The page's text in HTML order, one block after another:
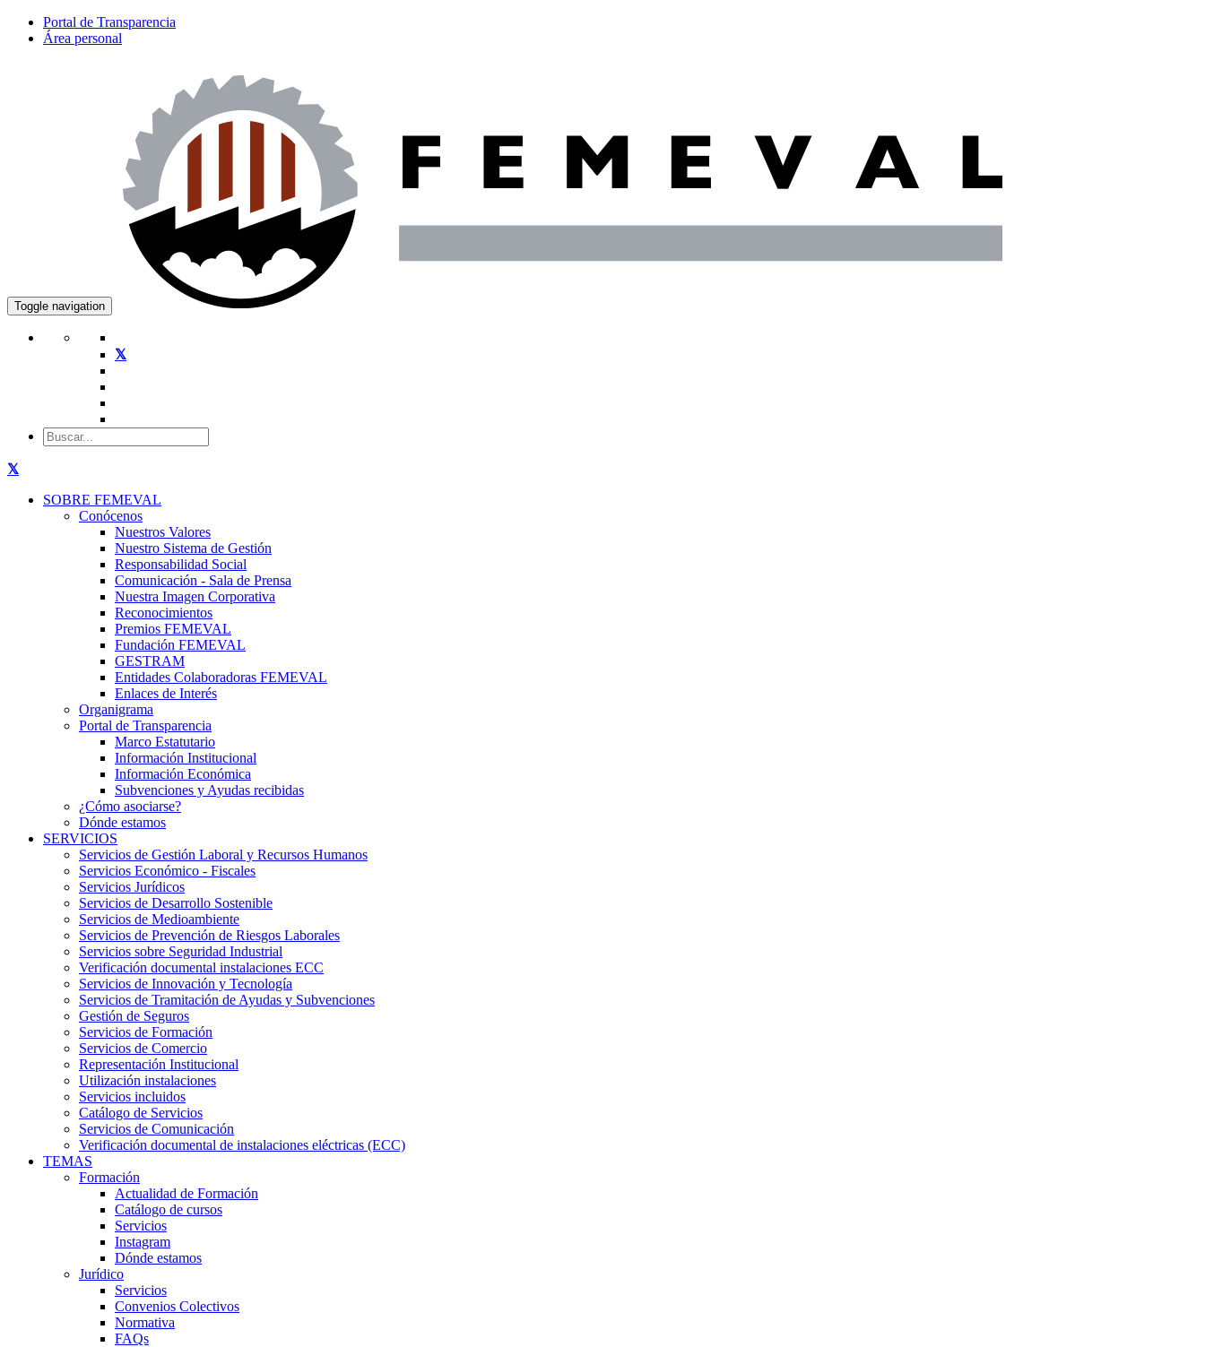
Portal de Transparencia
Área personal
Toggle navigation
SOBRE FEMEVAL
Conócenos
Nuestros Valores
Nuestro Sistema de Gestión
Responsabilidad Social
Comunicación - Sala de Prensa
Nuestra Imagen Corporativa
Reconocimientos
Premios FEMEVAL
Fundación FEMEVAL
GESTRAM
Entidades Colaboradoras FEMEVAL
Enlaces de Interés
Organigrama
Portal de Transparencia
Marco Estatutario
Información Institucional
Información Económica
Subvenciones y Ayudas recibidas
¿Cómo asociarse?
Dónde estamos
SERVICIOS
Servicios de Gestión Laboral y Recursos Humanos
Servicios Económico - Fiscales
Servicios Jurídicos
Servicios de Desarrollo Sostenible
Servicios de Medioambiente
Servicios de Prevención de Riesgos Laborales
Servicios sobre Seguridad Industrial
Verificación documental instalaciones ECC
Servicios de Innovación y Tecnología
Servicios de Tramitación de Ayudas y Subvenciones
Gestión de Seguros
Servicios de Formación
Servicios de Comercio
Representación Institucional
Utilización instalaciones
Servicios incluidos
Catálogo de Servicios
Servicios de Comunicación
Verificación documental de instalaciones eléctricas (ECC)
TEMAS
Formación
Actualidad de Formación
Catálogo de cursos
Servicios
Instagram
Dónde estamos
Jurídico
Servicios
Convenios Colectivos
Normativa
FAQs